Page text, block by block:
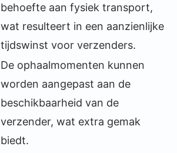
behoefte aan fysiek transport,
wat resulteert in een aanzienlijke
tijdswinst voor verzenders.
De ophaalmomenten kunnen
worden aangepast aan de
beschikbaarheid van de
verzender, wat extra gemak
biedt.